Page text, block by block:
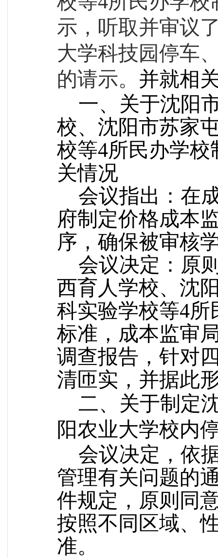
示，听取并审议
大学科技园停车
的请示。 并就相
一、关于沈阳
校、沈阳市苏家
校等4所民办学校
关情况
会议指出：在
府制定价格成本
序，确保被审核
会议决定：原
西育人学校、沈
科实验学校等4所
标准 ，成本监审
调查报告，针对
清匝实，并据此
二、关于制定
阳农业大学校内
会议决定， 依
管理有关问题的
件规定， 原则同
按照不同区域、
准。